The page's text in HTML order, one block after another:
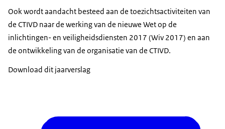
Ook wordt aandacht besteed aan de toezichtsactiviteiten van
de CTIVD naar de werking van de nieuwe Wet op de
inlichtingen- en veiligheidsdiensten 2017 (Wiv 2017) en aan
de ontwikkeling van de organisatie van de CTIVD.
Download dit jaarverslag